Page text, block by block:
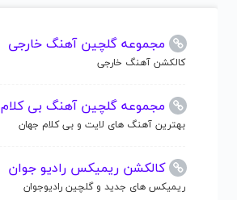
مجموعه گلچین آهنگ خارجی
کالکشن آهنگ خارجی
مجموعه گلچین آهنگ بی کلام
بهترین آهنگ های لایت و بی کلام جهان
کالکشن ریمیکس رادیو جوان
ریمیکس های جدید و گلچین رادیوجوان